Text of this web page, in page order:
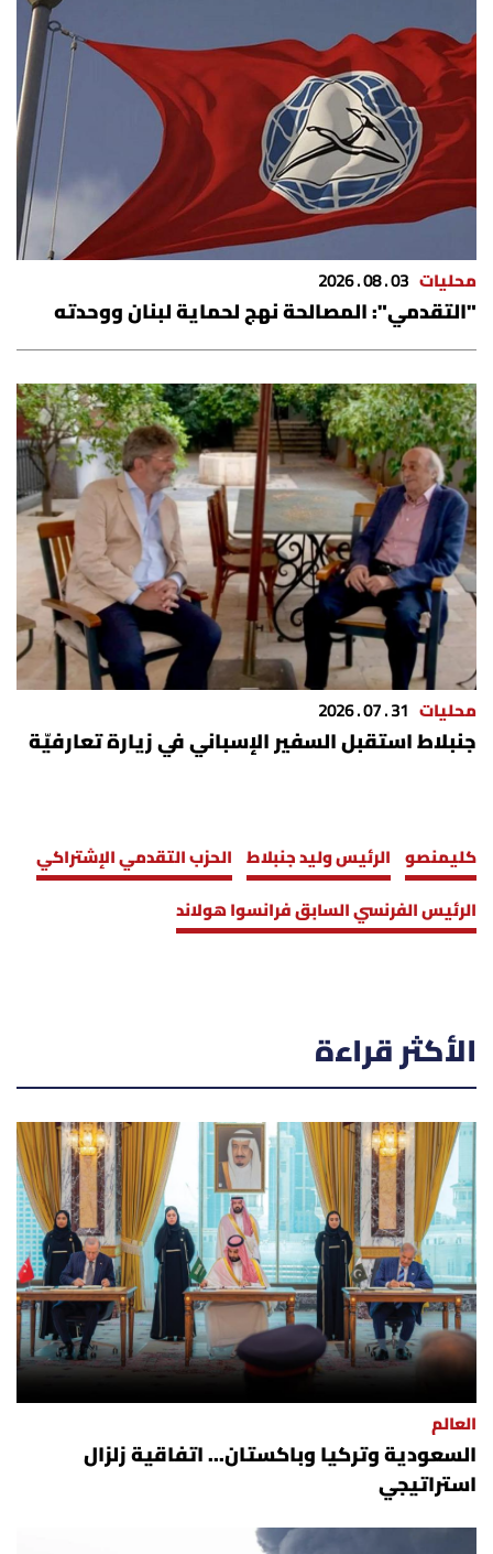
محليات 03 . 08 . 2026
"التقدمي": المصالحة نهج لحماية لبنان ووحدته
محليات 31 . 07 . 2026
جنبلاط استقبل السفير الإسباني في زيارة تعارفيّة
كليمنصو الرئيس وليد جنبلاط الحزب التقدمي الإشتراكي
الرئيس الفرنسي السابق فرانسوا هولاند
الأكثر قراءة
العالم
السعودية وتركيا وباكستان... اتفاقية زلزال
استراتيجي